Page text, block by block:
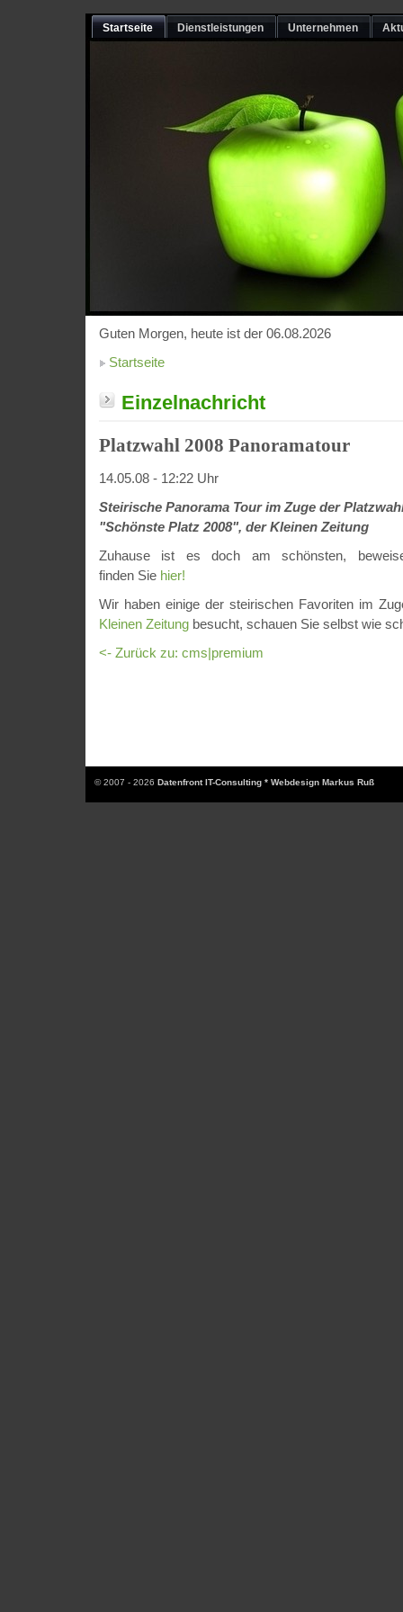
Startseite Dienstleistungen Unternehmen
Guten Morgen, heute ist der 06.08.2026
Startseite
Einzelnachricht
Platzwahl 2008 Panoramatour
14.05.08 - 12:22 Uhr
Steirische Panorama Tour im Zuge der
"Schönste Platz 2008", der Kleinen Zeitung
Zuhause ist es doch am schönsten,
finden Sie hier!
Wir haben einige der steirischen Favoriten im
Kleinen Zeitung besucht, schauen Sie selbst wie
<- Zurück zu: cms|premium
© 2007 - 2026 Datenfront IT-Consulting * Webdesign Markus Ruß